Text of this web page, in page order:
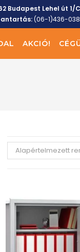
Budapest Lehel út 1/C
(06-1)436-
AKCIÓ!
Alapértelmezett